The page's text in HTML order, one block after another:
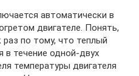
автоматически в
двигателе. Понять,
по тому, что теплый
в течение одной-двух
температуры двигателя